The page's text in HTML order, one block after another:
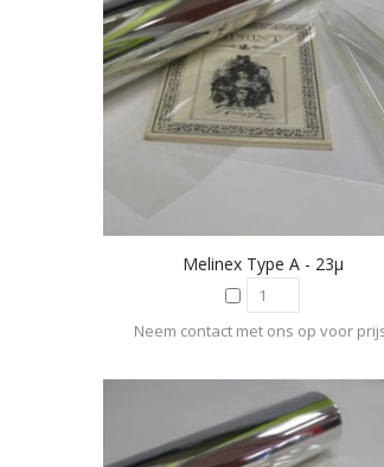
Melinex Type A - 23µ
Neem contact met ons op voor